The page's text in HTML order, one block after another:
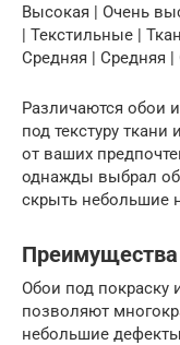
Высокая | Очень
| Текстильные |
Средняя | Средняя |
Различаются обои
под текстуру
от ваших
однажды выбрал
скрыть небольшие
Преимущества
Обои под покраску
позволяют
небольшие